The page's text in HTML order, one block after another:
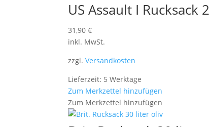
US Assault I Rucksack
31,90€
inkl. MwSt.
zzgl.Versandkosten
Lieferzeit: 5 Werktage
Zum Merkzettel hinzufügen
Zum Merkzettel hinzufügen